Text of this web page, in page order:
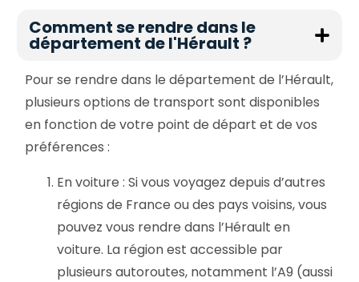
Comment se rendre dans le
département de l'Hérault ?
Pour se rendre dans le département de l’Hérault,
plusieurs options de transport sont disponibles
en fonction de votre point de départ et de vos
préférences :
En voiture : Si vous voyagez depuis d’autres
régions de France ou des pays voisins, vous
pouvez vous rendre dans l’Hérault en
voiture. La région est accessible par
plusieurs autoroutes, notamment l’A9 (aussi